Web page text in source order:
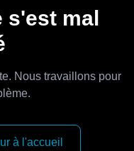
s'est mal
Nous travaillons pour
à l'accueil